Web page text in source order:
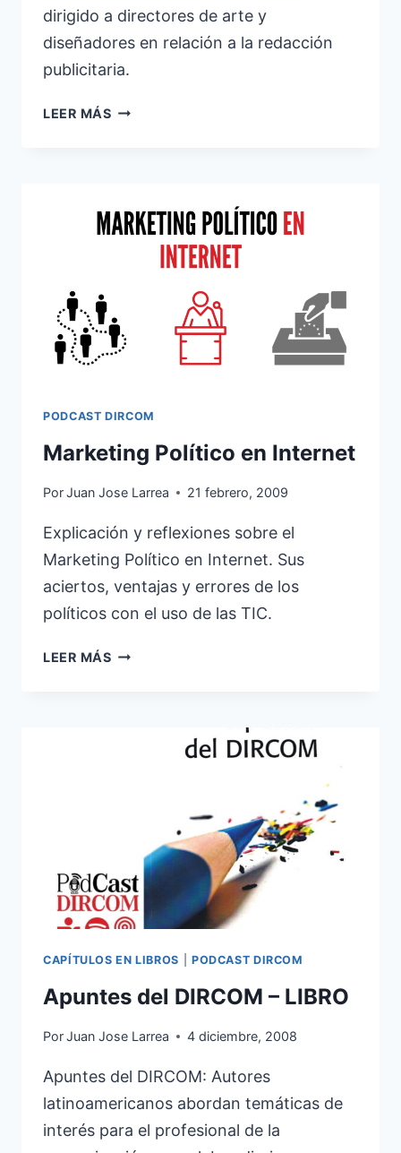
dirigido a directores de arte y
diseñadores en relación a la redacción
publicitaria.
LEER MÁSSI
PODES
ESCRIBIR
PODCAST DIRCOM
Marketing Político en Internet
PorJuan Jose Larrea 21 febrero, 2009
Explicación y reflexiones sobre el
Marketing Político en Internet. Sus
aciertos, ventajas y errores de los
políticos con el uso de las TIC.
LEER MÁSMARKETING
CAPÍTULOS EN LIBROS PODCAST DIRCOM
Apuntes del DIRCOM – LIBRO
PorJuan Jose Larrea 4 diciembre, 2008
Apuntes del DIRCOM: Autores
latinoamericanos abordan temáticas de
interés para el profesional de la